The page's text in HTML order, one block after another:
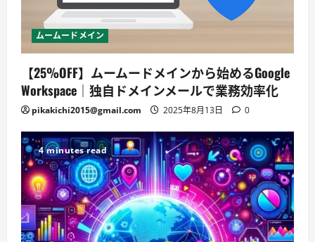
ムームードメイン
【25%OFF】ムームードメインから始めるGoogle
Workspace｜独自ドメインメールで業務効率化
pikakichi2015@gmail.com 2025年8月13日 0
4 minutes read